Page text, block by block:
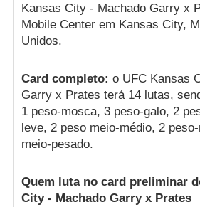
Kansas City - Machado Garry x
Mobile Center em Kansas City,
Unidos.
Card completo: o UFC Kansas
Garry x Prates terá 14 lutas,
1 peso-mosca, 3 peso-galo, 2
leve, 2 peso meio-médio, 2
meio-pesado.
Quem luta no card preliminar
City - Machado Garry x Prates